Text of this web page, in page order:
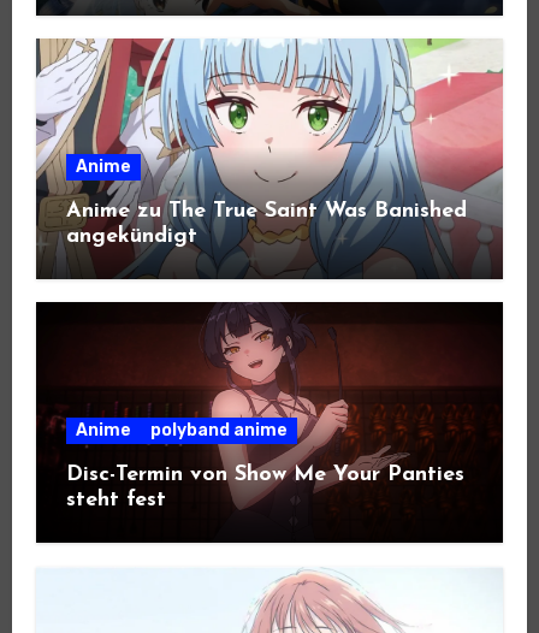
Anime
Anime zu The True Saint Was Banished
angekündigt
Anime polyband anime
Disc-Termin von Show Me Your Panties
steht fest